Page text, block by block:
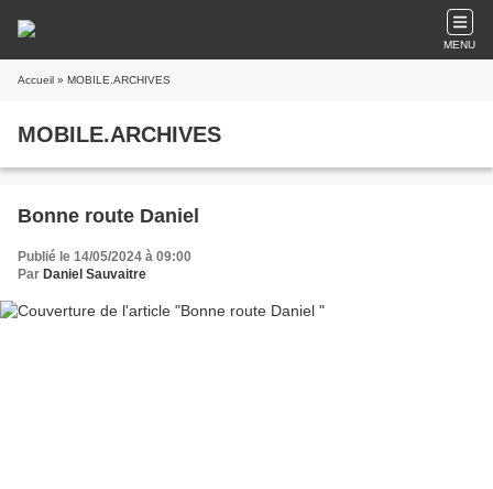
MENU
Accueil » MOBILE.ARCHIVES
MOBILE.ARCHIVES
Bonne route Daniel
Publié le 14/05/2024 à 09:00
Par Daniel Sauvaitre